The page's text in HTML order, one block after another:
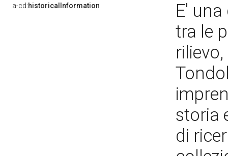
a-cd:historicalInformation
E'
tra le
storia
di